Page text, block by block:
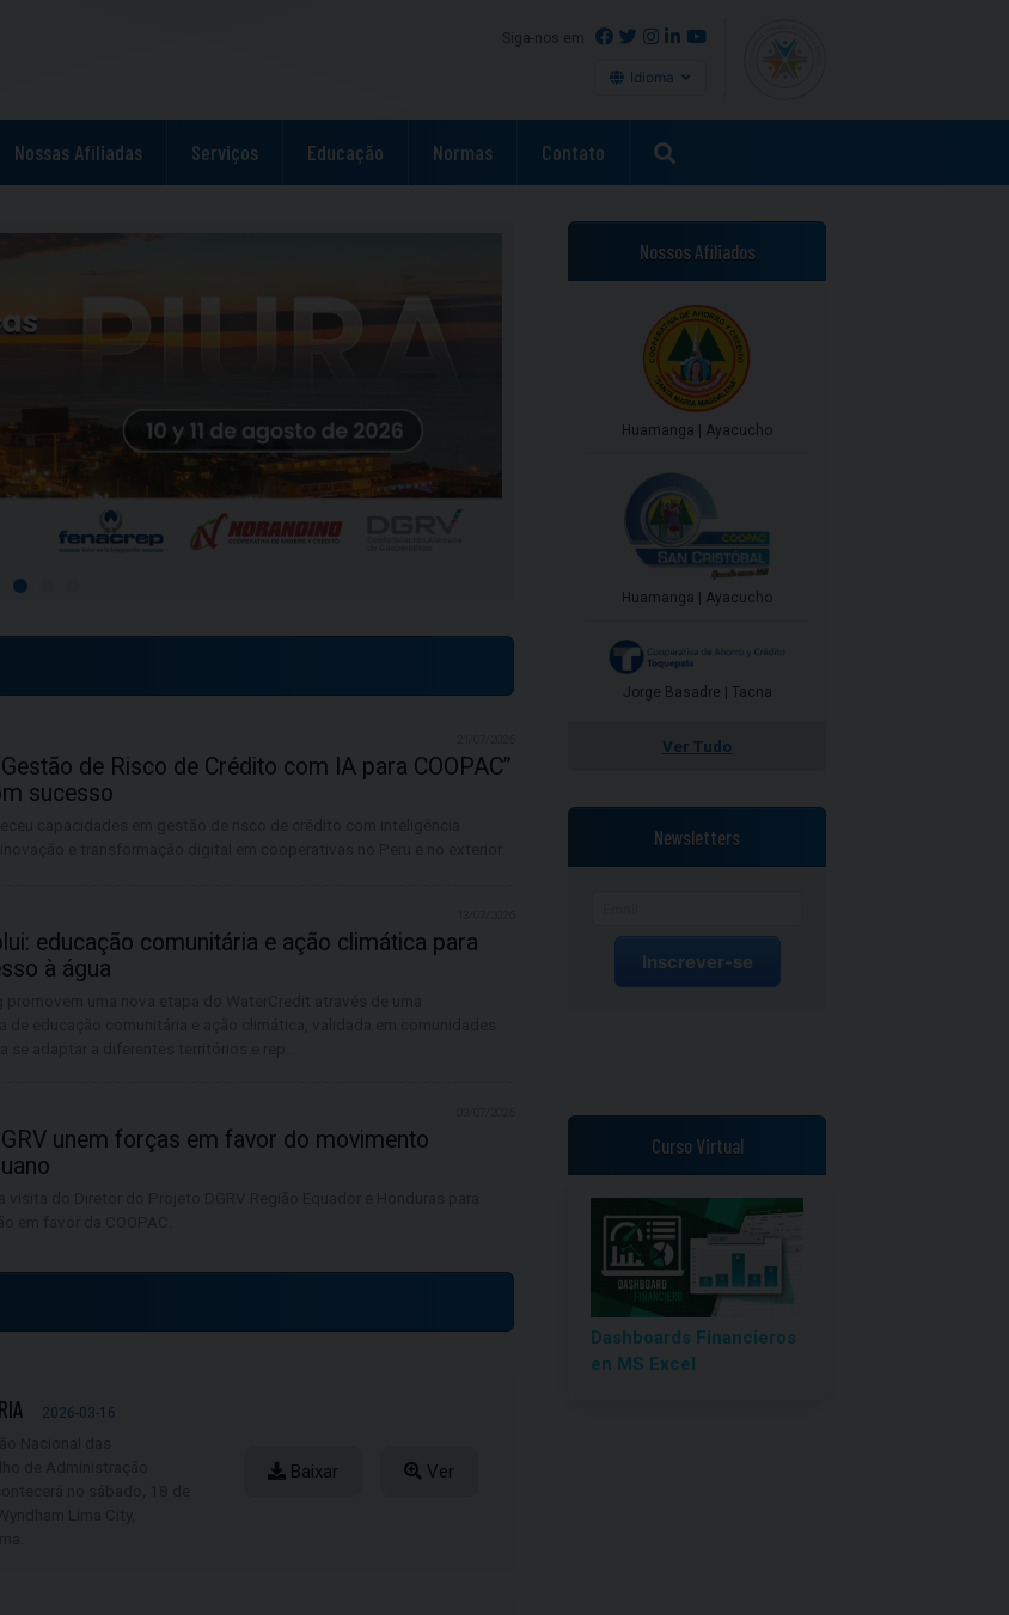
Siga-nos em
Idioma
Nossas Afiliadas Serviços Educação Normas Contato
de Risco de Crédito com IA para COOPAC”
sucesso
educação comunitária e ação climática para
à água
unem forças em favor do movimento
2026-03-16
Baixar Ver
Nossos Afiliados
Huamanga | Ayacucho
Huamanga | Ayacucho
Jorge Basadre | Tacna
Ver Tudo
Newsletters
Inscrever-se
Curso Virtual
Dashboards Financieros
en MS Excel